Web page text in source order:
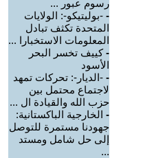
رسوم عبور ...
- -بوليتيكو-: الولايات
المتحدة تكثف تبادل
المعلومات الاستخبارا ...
-كييف تخسر البحر
الأسود
- -الديار-: تحركات تمهد
لاجتماع محتمل بين
حزب الله والقيادة ال ...
- الخارجية الباكستانية:
جهودنا مستمرة للتوصل
إلى حل شامل ومستد
...